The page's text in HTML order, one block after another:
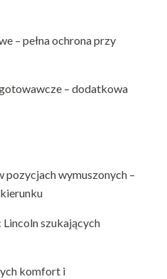
– pełna ochrona przy
– dodatkowa
pozycjach wymuszonych –
szukających
komfort i